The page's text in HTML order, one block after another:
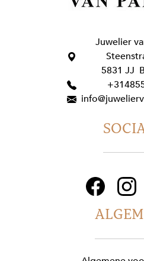
Juwelier
5831 JJ